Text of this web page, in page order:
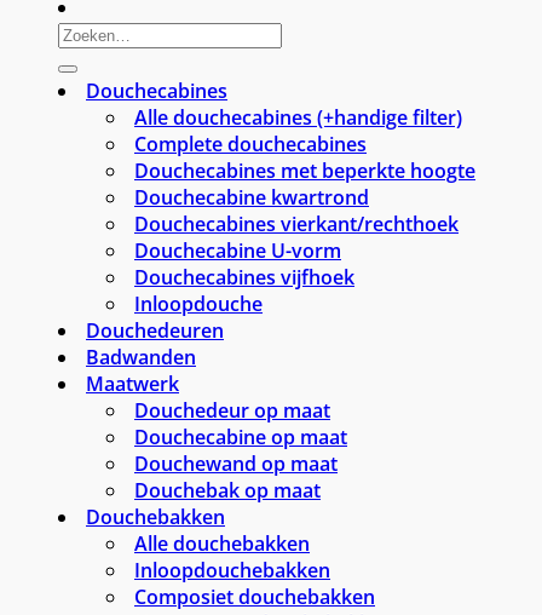
Zoeken
naar:
Douchecabines
Alle douchecabines (+handige filter)
Complete douchecabines
Douchecabines met beperkte hoogte
Douchecabine kwartrond
Douchecabines vierkant/rechthoek
Douchecabine U-vorm
Douchecabines vijfhoek
Inloopdouche
Douchedeuren
Badwanden
Maatwerk
Douchedeur op maat
Douchecabine op maat
Douchewand op maat
Douchebak op maat
Douchebakken
Alle douchebakken
Inloopdouchebakken
Composiet douchebakken